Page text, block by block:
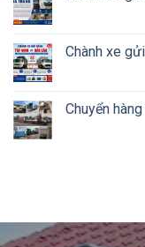
Chành xe
Chuyển